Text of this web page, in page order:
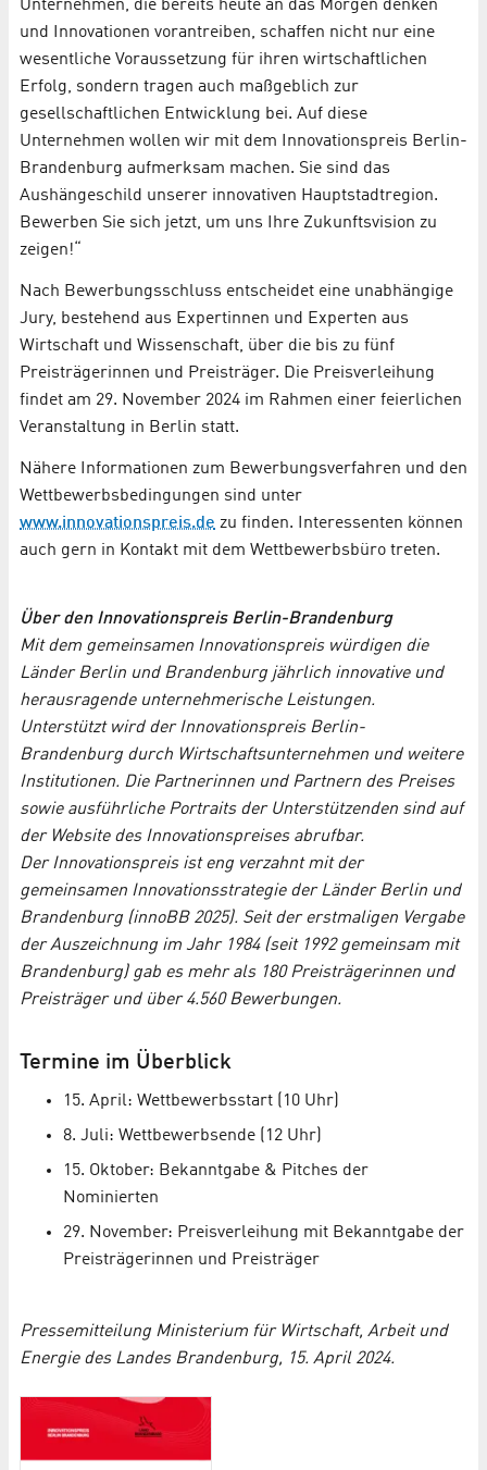
Unternehmen, die bereits heute an das Morgen denken
und Innovationen vorantreiben, schaffen nicht nur eine
wesentliche Voraussetzung für ihren wirtschaftlichen
Erfolg, sondern tragen auch maßgeblich zur
gesellschaftlichen Entwicklung bei. Auf diese
Unternehmen wollen wir mit dem Innovationspreis Berlin-
Brandenburg aufmerksam machen. Sie sind das
Aushängeschild unserer innovativen Hauptstadtregion.
Bewerben Sie sich jetzt, um uns Ihre Zukunftsvision zu
zeigen!“
Nach Bewerbungsschluss entscheidet eine unabhängige
Jury, bestehend aus Expertinnen und Experten aus
Wirtschaft und Wissenschaft, über die bis zu fünf
Preisträgerinnen und Preisträger. Die Preisverleihung
findet am 29. November 2024 im Rahmen einer feierlichen
Veranstaltung in Berlin statt.
Nähere Informationen zum Bewerbungsverfahren und den
Wettbewerbsbedingungen sind unter
www.innovationspreis.de zu finden. Interessenten können
auch gern in Kontakt mit dem Wettbewerbsbüro treten.
Über den Innovationspreis Berlin-Brandenburg
Mit dem gemeinsamen Innovationspreis würdigen die
Länder Berlin und Brandenburg jährlich innovative und
herausragende unternehmerische Leistungen.
Unterstützt wird der Innovationspreis Berlin-
Brandenburg durch Wirtschaftsunternehmen und weitere
Institutionen. Die Partnerinnen und Partnern des Preises
sowie ausführliche Portraits der Unterstützenden sind auf
der Website des Innovationspreises abrufbar.
Der Innovationspreis ist eng verzahnt mit der
gemeinsamen Innovationsstrategie der Länder Berlin und
Brandenburg (innoBB 2025). Seit der erstmaligen Vergabe
der Auszeichnung im Jahr 1984 (seit 1992 gemeinsam mit
Brandenburg) gab es mehr als 180 Preisträgerinnen und
Preisträger und über 4.560 Bewerbungen.
Termine im Überblick
15. April: Wettbewerbsstart (10 Uhr)
8. Juli: Wettbewerbsende (12 Uhr)
15. Oktober: Bekanntgabe & Pitches der
Nominierten
29. November: Preisverleihung mit Bekanntgabe der
Preisträgerinnen und Preisträger
Pressemitteilung Ministerium für Wirtschaft, Arbeit und
Energie des Landes Brandenburg, 15. April 2024.